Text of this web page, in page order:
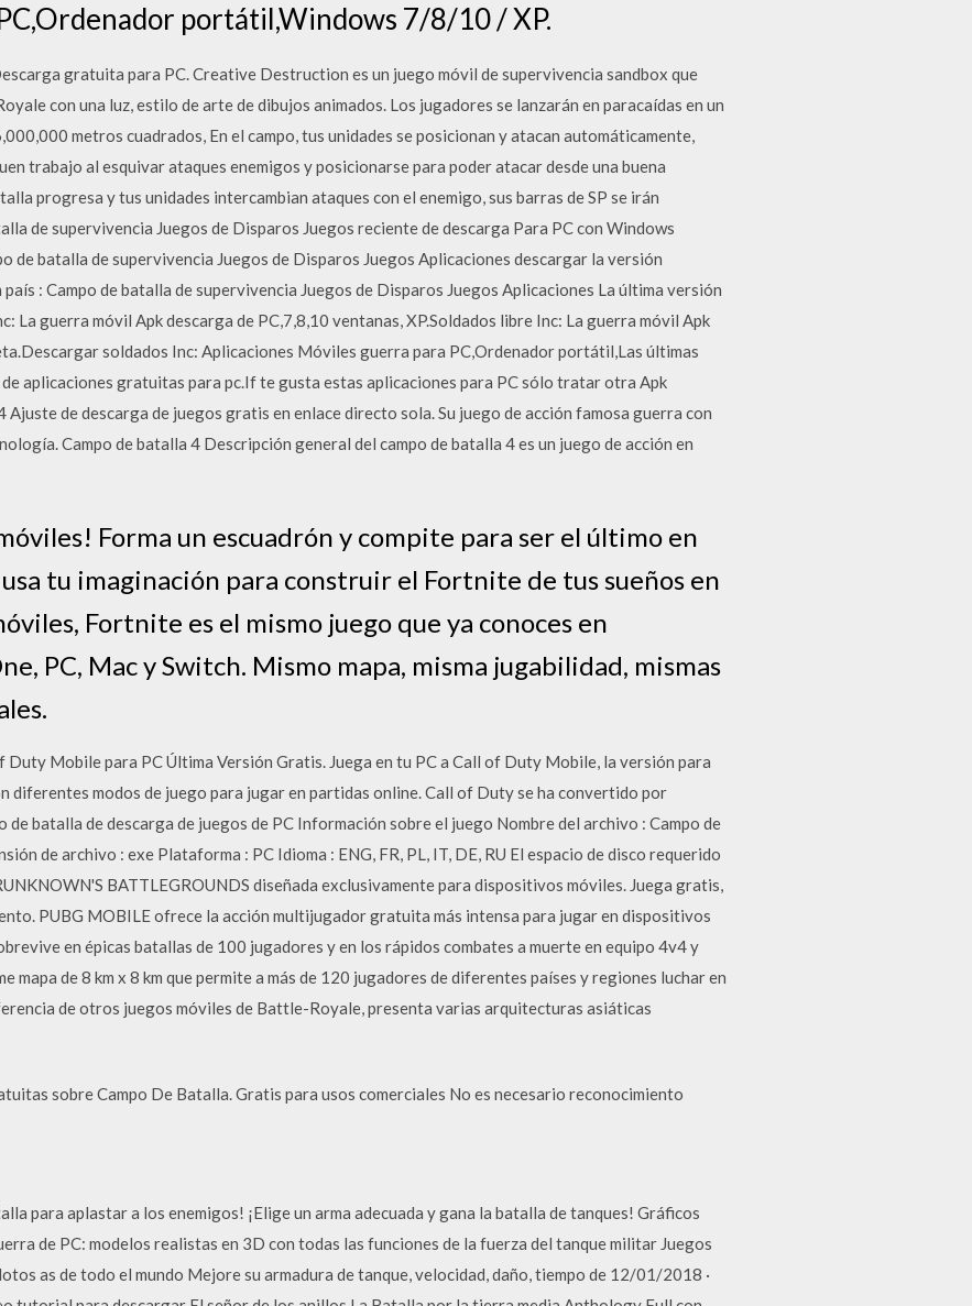
portátil,Windows 7/8/10 / XP.
gratuita para PC. Creative Destruction es un juego móvil de supervivencia sandbox que
con una luz, estilo de arte de dibujos animados. Los jugadores se lanzarán en paracaídas en un
metros cuadrados, En el campo, tus unidades se posicionan y atacan automáticamente,
trabajo al esquivar ataques enemigos y posicionarse para poder atacar desde una buena
progresa y tus unidades intercambian ataques con el enemigo, sus barras de SP se irán
de supervivencia Juegos de Disparos Juegos reciente de descarga Para PC con Windows
de batalla de supervivencia Juegos de Disparos Juegos Aplicaciones descargar la versión
: Campo de batalla de supervivencia Juegos de Disparos Juegos Aplicaciones La última versión
La guerra móvil Apk descarga de PC,7,8,10 ventanas, XP.Soldados libre Inc: La guerra móvil Apk
soldados Inc: Aplicaciones Móviles guerra para PC,Ordenador portátil,Las últimas
aplicaciones gratuitas para pc.If te gusta estas aplicaciones para PC sólo tratar otra Apk
de descarga de juegos gratis en enlace directo sola. Su juego de acción famosa guerra con
Campo de batalla 4 Descripción general del campo de batalla 4 es un juego de acción en
Forma un escuadrón y compite para ser el último en
tu imaginación para construir el Fortnite de tus sueños en
Fortnite es el mismo juego que ya conoces en
PC, Mac y Switch. Mismo mapa, misma jugabilidad, mismas
Mobile para PC Última Versión Gratis. Juega en tu PC a Call of Duty Mobile, la versión para
diferentes modos de juego para jugar en partidas online. Call of Duty se ha convertido por
de batalla de descarga de juegos de PC Información sobre el juego Nombre del archivo : Campo de
de archivo : exe Plataforma : PC Idioma : ENG, FR, PL, IT, DE, RU El espacio de disco requerido
BATTLEGROUNDS diseñada exclusivamente para dispositivos móviles. Juega gratis,
PUBG MOBILE ofrece la acción multijugador gratuita más intensa para jugar en dispositivos
en épicas batallas de 100 jugadores y en los rápidos combates a muerte en equipo 4v4 y
mapa de 8 km x 8 km que permite a más de 120 jugadores de diferentes países y regiones luchar en
de otros juegos móviles de Battle-Royale, presenta varias arquitecturas asiáticas
sobre Campo De Batalla. Gratis para usos comerciales No es necesario reconocimiento
para aplastar a los enemigos! ¡Elige un arma adecuada y gana la batalla de tanques! Gráficos
de PC: modelos realistas en 3D con todas las funciones de la fuerza del tanque militar Juegos
as de todo el mundo Mejore su armadura de tanque, velocidad, daño, tiempo de 12/01/2018 ·